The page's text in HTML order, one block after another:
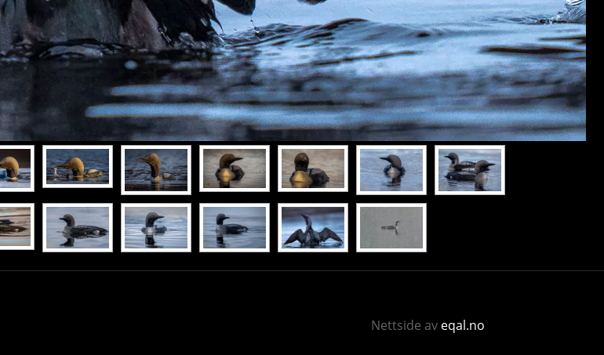
Nettside av eqal.no